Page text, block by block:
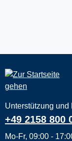
Unterstützung und
+49 2158 800
Mo-Fr, 09:00 -